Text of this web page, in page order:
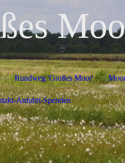
Rundweg 'Großes Moor'
Anfahrt-Spenden